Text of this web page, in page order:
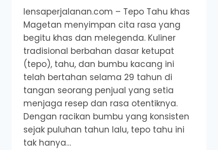
lensaperjalanan.com – Tepo Tahu khas
Magetan menyimpan cita rasa yang
begitu khas dan melegenda. Kuliner
tradisional berbahan dasar ketupat
(tepo), tahu, dan bumbu kacang ini
telah bertahan selama 29 tahun di
tangan seorang penjual yang setia
menjaga resep dan rasa otentiknya.
Dengan racikan bumbu yang konsisten
sejak puluhan tahun lalu, tepo tahu ini
tak hanya…